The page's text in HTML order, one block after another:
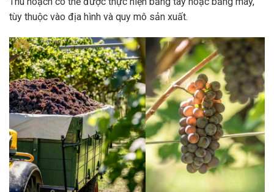
tùy thuộc vào địa hình và quy mô sản xuất.